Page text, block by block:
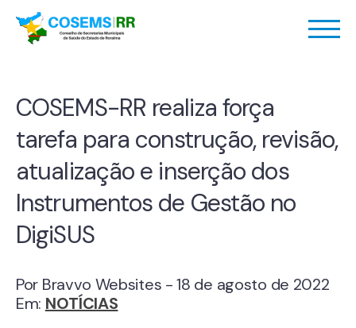
COSEMS-RR realiza força
tarefa para construção, revisão,
atualização e inserção dos
Instrumentos de Gestão no
DigiSUS
Por Bravvo Websites - 18 de agosto de 2022
Em: NOTÍCIAS